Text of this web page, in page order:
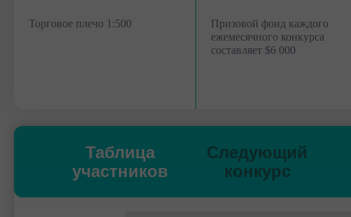
Торговое плечо 1:500
Призовой фонд каждого
ежемесячного конкурса
составляет $6 000
Таблица
участников
Следующий
конкурс